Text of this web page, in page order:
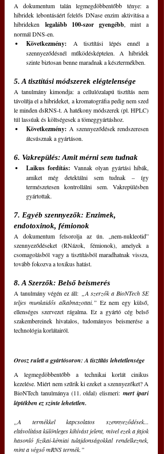
A dokumentum talán legmegdöbbentőbb ténye: a
hibridek lebontásáért felelős DNase enzim aktivitása a
hibrideken legalább 100-szor gyengébb, mint a
normál DNS-en.
Következmény: A tisztítási lépés ennél a
szennyeződésnél működésképtelen. A hibridek
szinte biztosan benne maradnak a késztermékben.
5. A tisztítási módszerek elégtelensége
A tanulmány kimondja: a cellulózalapú tisztítás nem
távolítja el a hibrideket, a kromatográfia pedig nem szed
le minden dsRNS-t. A hatékony módszerek (pl. HPLC)
túl lassúak és költségesek a tömeggyártáshoz.
Következmény: A szennyeződések rendszeresen
átcsúsznak a gyártáson.
6. Vakrepülés: Amit mérni sem tudnak
Laikus fordítás: Vannak olyan gyártási hibák,
amiket még detektálni sem tudnak – így
természetesen kontrollálni sem. Vakrepülésben
gyártottak.
7. Egyéb szennyezők: Enzimek,
endotoxinok, fémionok
A dokumentum felsorolja az ún. „nem-nukleotid”
szennyeződéseket (RNázok, fémionok), amelyek a
csomagolásból vagy a tisztításból maradhatnak vissza,
tovább fokozva a toxikus hatást.
8. A Szerzők: Belső beismerés
A tanulmány végén ez áll:
„A szerzők a BioNTech SE
teljes munkaidős alkalmazottai.” Ez nem egy külső,
ellenséges szervezet rágalma. Ez a gyártó cég belső
szakembereinek hivatalos, tudományos beismerése a
technológia korlátairól.
Orosz rulett a gyártósoron: A tisztítás lehetetlensége
A legmegdöbbentőbb a technikai korlát cinikus
kezelése. Miért nem szűrik ki ezeket a szennyezőket? A
BioNTech tanulmánya (11. oldal) elismeri: mert ipari
léptékben ez szinte lehetetlen.
„A termékkel kapcsolatos szennyeződések...
eltávolítása különleges kihívást jelent, mivel ezek a fajok
hasonló fizikai-kémiai tulajdonságokkal rendelkeznek,
mint a végső mRNS termék.”